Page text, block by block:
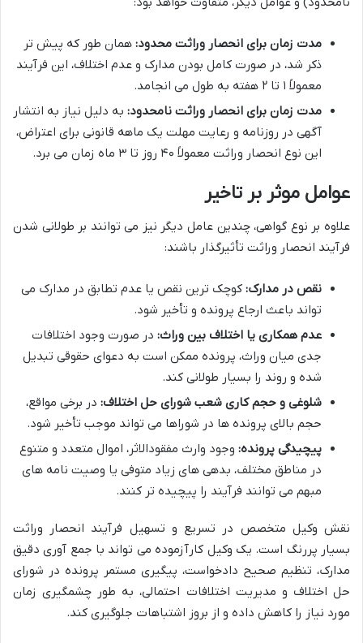
مدت زمان برای انحصار وراثت محدود: همان طور که پیش تر
ذکر شد، در صورت کامل بودن مدارک و عدم اختلاف، این فرآیند
معمولاً ۱ تا ۲ هفته به طول می انجامد.
مدت زمان برای انحصار وراثت نامحدود: به دلیل نیاز به انتشار
آگهی در روزنامه و رعایت مهلت یک ماهه قانونی برای اعتراض،
این نوع انحصار وراثت معمولاً ۴۰ روز تا ۳ ماه زمان می برد.
عوامل موثر بر تاخیر
علاوه بر نوع گواهی، چندین عامل دیگر نیز می توانند بر طولانی شدن
فرآیند انحصار وراثت تأثیرگذار باشند:
نقص در مدارک: کوچک ترین نقص یا عدم تطابق در مدارک می
تواند باعث ارجاع پرونده و تأخیر شود.
عدم همکاری یا اختلاف بین وراث: در صورت وجود اختلافات
جدی میان وراث، پرونده ممکن است به دعوای حقوقی تبدیل
شده و روند را بسیار طولانی کند.
شلوغی و حجم کاری شعب شورای حل اختلاف: در برخی مواقع،
حجم بالای پرونده ها در شوراها می تواند موجب تأخیر شود.
پیچیدگی پرونده: وجود وارث مفقودالاثر، اموال متعدد و متنوع
در مناطق مختلف، بدهی های زیاد متوفی یا وصیت نامه های
مبهم می توانند فرآیند را پیچیده تر کنند.
نقش وکیل متخصص در تسریع و تسهیل فرآیند انحصار وراثت
بسیار پررنگ است. یک وکیل کارآزموده می تواند با جمع آوری دقیق
مدارک، تنظیم صحیح دادخواست، پیگیری مستمر پرونده در شورای
حل اختلاف و مدیریت اختلافات احتمالی، به طور چشمگیری زمان
مورد نیاز را کاهش داده و از بروز اشتباهات جلوگیری کند.